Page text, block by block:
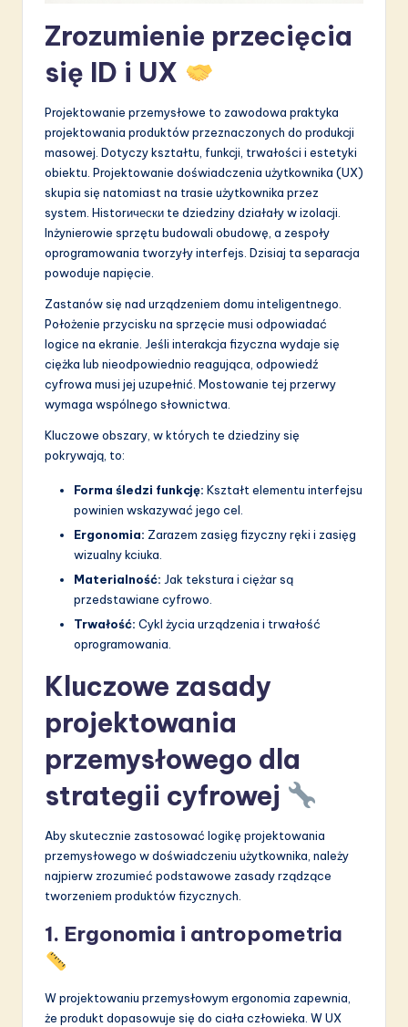
ti
o
Zrozumienie przecięcia
się ID i UX
Projektowanie przemysłowe to zawodowa praktyka
projektowania produktów przeznaczonych do produkcji
masowej. Dotyczy kształtu, funkcji, trwałości i estetyki
obiektu. Projektowanie doświadczenia użytkownika (UX)
skupia się natomiast na trasie użytkownika przez
system. Historически te dziedziny działały w izolacji.
Inżynierowie sprzętu budowali obudowę, a zespoły
oprogramowania tworzyły interfejs. Dzisiaj ta separacja
powoduje napięcie.
Zastanów się nad urządzeniem domu inteligentnego.
Położenie przycisku na sprzęcie musi odpowiadać
logice na ekranie. Jeśli interakcja fizyczna wydaje się
ciężka lub nieodpowiednio reagująca, odpowiedź
cyfrowa musi jej uzupełnić. Mostowanie tej przerwy
wymaga wspólnego słownictwa.
Kluczowe obszary, w których te dziedziny się
pokrywają, to:
Forma śledzi funkcję: Kształt elementu interfejsu
powinien wskazywać jego cel.
Ergonomia: Zarazem zasięg fizyczny ręki i zasięg
wizualny kciuka.
Materialność: Jak tekstura i ciężar są
przedstawiane cyfrowo.
Trwałość: Cykl życia urządzenia i trwałość
oprogramowania.
Kluczowe zasady
projektowania
przemysłowego dla
strategii cyfrowej
Aby skutecznie zastosować logikę projektowania
przemysłowego w doświadczeniu użytkownika, należy
najpierw zrozumieć podstawowe zasady rządzące
tworzeniem produktów fizycznych.
1. Ergonomia i antropometria
W projektowaniu przemysłowym ergonomia zapewnia,
że produkt dopasowuje się do ciała człowieka. W UX